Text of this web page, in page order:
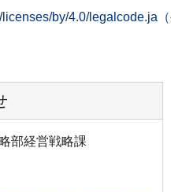
by/4.0/legalcode.ja
部経営戦略課